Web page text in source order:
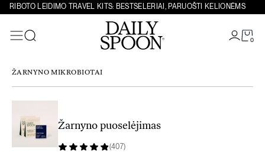
RIBOTO LEIDIMO TRAVEL KITS: BESTSELERIAI, PARUOŠTI KELIONĖMS
0
Dėkojame. Jūsų užsakymas priimtas.
Specialūs pasiūlymai
ŽARNYNO MIKROBIOTAI
Žarnyno puoselėjimas
(407)